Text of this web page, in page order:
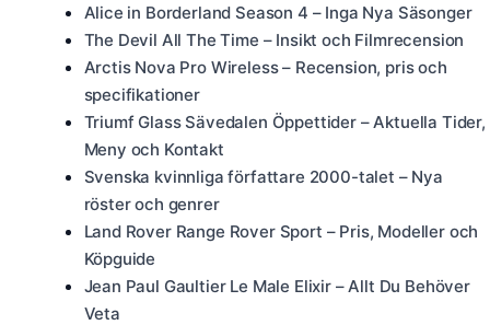
Alice in Borderland Season 4 – Inga Nya Säsonger
The Devil All The Time – Insikt och Filmrecension
Arctis Nova Pro Wireless – Recension, pris och
specifikationer
Triumf Glass Sävedalen Öppettider – Aktuella Tider,
Meny och Kontakt
Svenska kvinnliga författare 2000-talet – Nya
röster och genrer
Land Rover Range Rover Sport – Pris, Modeller och
Köpguide
Jean Paul Gaultier Le Male Elixir – Allt Du Behöver
Veta